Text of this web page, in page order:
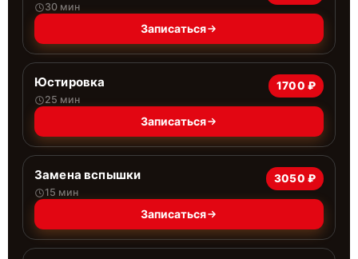
30 мин
Записаться
Юстировка
25 мин
1700 ₽
Записаться
Замена вспышки
15 мин
3050 ₽
Записаться